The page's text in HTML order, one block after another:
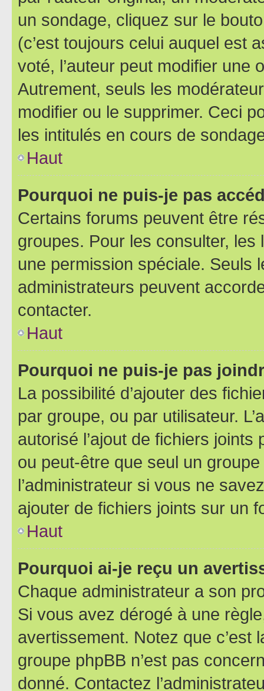
un sondage, cliquez sur le
(c’est toujours celui auquel est
voté, l’auteur peut modifier une
Autrement, seuls les
modifier ou le supprimer. Ceci
les intitulés en cours de
Haut
Pourquoi ne puis-je pas
Certains forums peuvent être
groupes. Pour les consulter,
une permission spéciale. Seuls
administrateurs peuvent
contacter.
Haut
Pourquoi ne puis-je pas
La possibilité d’ajouter des
par groupe, ou par utilisateur.
autorisé l’ajout de fichiers
ou peut-être que seul un
l’administrateur si vous ne
ajouter de fichiers joints sur un
Haut
Pourquoi ai-je reçu un
Chaque administrateur a son
Si vous avez dérogé à une
avertissement. Notez que c’est
groupe phpBB n’est pas
donné. Contactez